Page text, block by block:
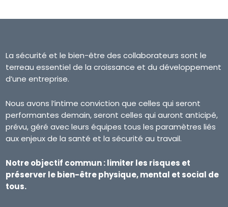
La sécurité et le bien-être des collaborateurs sont le
terreau essentiel de la croissance et du développement
d’une entreprise.
Nous avons l’intime conviction que celles qui seront
performantes demain, seront celles qui auront anticipé,
prévu, géré avec leurs équipes tous les paramètres liés
aux enjeux de la santé et la sécurité au travail.
Notre objectif commun : limiter les risques et
préserver le bien-être physique, mental et social de
tous.